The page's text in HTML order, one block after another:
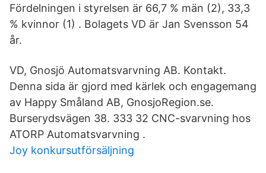
Fördelningen i styrelsen är 66,7 % män (2), 33,3
% kvinnor (1) . Bolagets VD är Jan Svensson 54
år.
VD, Gnosjö Automatsvarvning AB. Kontakt.
Denna sida är gjord med kärlek och engagemang
av Happy Småland AB, GnosjoRegion.se.
Burserydsvägen 38. 333 32 CNC-svarvning hos
ATORP Automatsvarvning .
Joy konkursutförsäljning